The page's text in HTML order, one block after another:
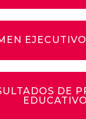
EJECUTIVO
DE